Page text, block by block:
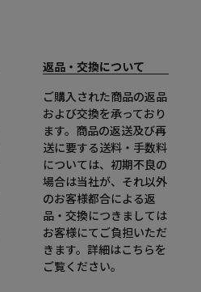
返品・交換について
ご購入された商品の返品
および交換を承っており
ます。商品の返送及び再
送に要する送料・手数料
については、初期不良の
場合は当社が、それ以外
のお客様都合による返
品・交換につきましては
お客様にてご負担いただ
きます。詳細はこちらを
ご覧ください。